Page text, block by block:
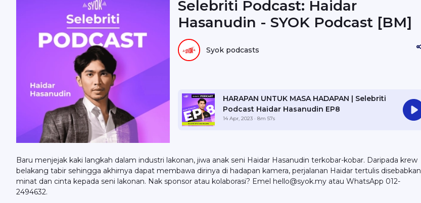
Selebriti Podcast: Haidar
Hasanudin - SYOK Podcast [BM]
Syok podcasts
HARAPAN UNTUK MASA HADAPAN | Selebriti
Podcast Haidar Hasanudin EP8
14 Apr, 2023 · 8m 57s
Baru menjejak kaki langkah dalam industri lakonan, jiwa anak seni Haidar Hasanudin terkobar-kobar. Daripada krew
belakang tabir sehingga akhirnya dapat membawa dirinya di hadapan kamera, perjalanan Haidar tertulis disebabkan
minat dan cinta kepada seni lakonan. Nak sponsor atau kolaborasi? Emel hello@syok.my atau WhatsApp 012-
2494632.